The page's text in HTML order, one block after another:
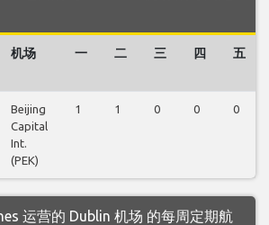
机场 一 二 三 四 五
Beijing
Capital
Int.
(PEK)
1 1 0 0 0
运营的 Dublin 机场 的每周定期航